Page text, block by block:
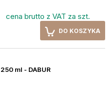
cena brutto z VAT za szt.
DO KOSZYKA
ml - DABUR